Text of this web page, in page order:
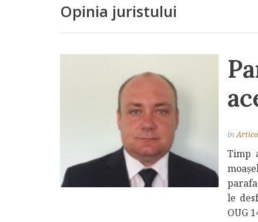
Opinia juristului
in
Timp
le
OUG